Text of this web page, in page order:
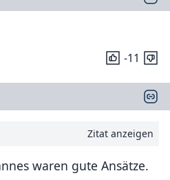
-11
Zitat anzeigen
waren gute Ansätze.